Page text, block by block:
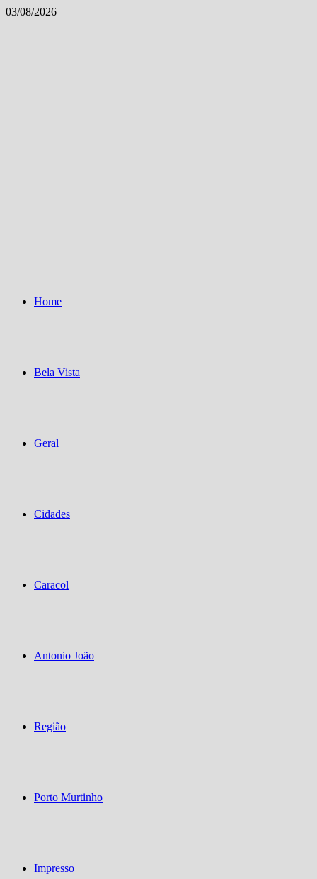
Skip
03/08/2026
Home
Bela Vista
Geral
Cidades
Caracol
Antonio João
Região
Porto Murtinho
Impresso